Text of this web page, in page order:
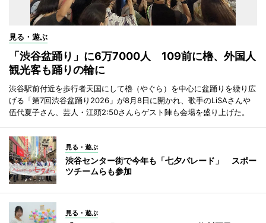
見る・遊ぶ
「渋谷盆踊り」に6万7000人 109前に櫓、外国人
観光客も踊りの輪に
渋谷駅前付近を歩行者天国にして櫓（やぐら）を中心に盆踊りを繰り広
げる「第7回渋谷盆踊り2026」が8月8日に開かれ、歌手のLiSAさんや
伍代夏子さん、芸人・江頭2:50さんらゲスト陣も会場を盛り上げた。
見る・遊ぶ
渋谷センター街で今年も「七夕パレード」 スポー
ツチームらも参加
見る・遊ぶ